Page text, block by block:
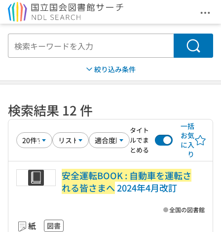
メ
検索
絞り込み条件
検索結果 12 件
タイト
ルでま
とめる
一括
お気
に入
り
安全運転BOOK : 自動車を運転さ
れる皆さまへ2024年4月改訂
紙 図書
全国の図書館